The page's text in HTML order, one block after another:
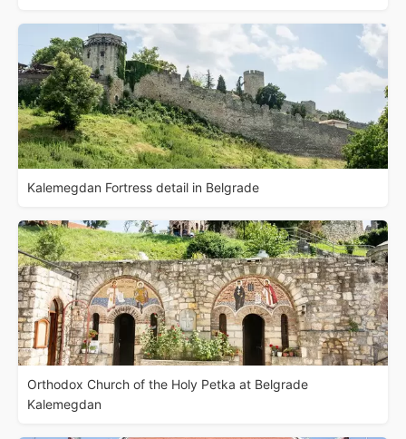
Kalemegdan Fortress detail in Belgrade
Orthodox Church of the Holy Petka at Belgrade
Kalemegdan